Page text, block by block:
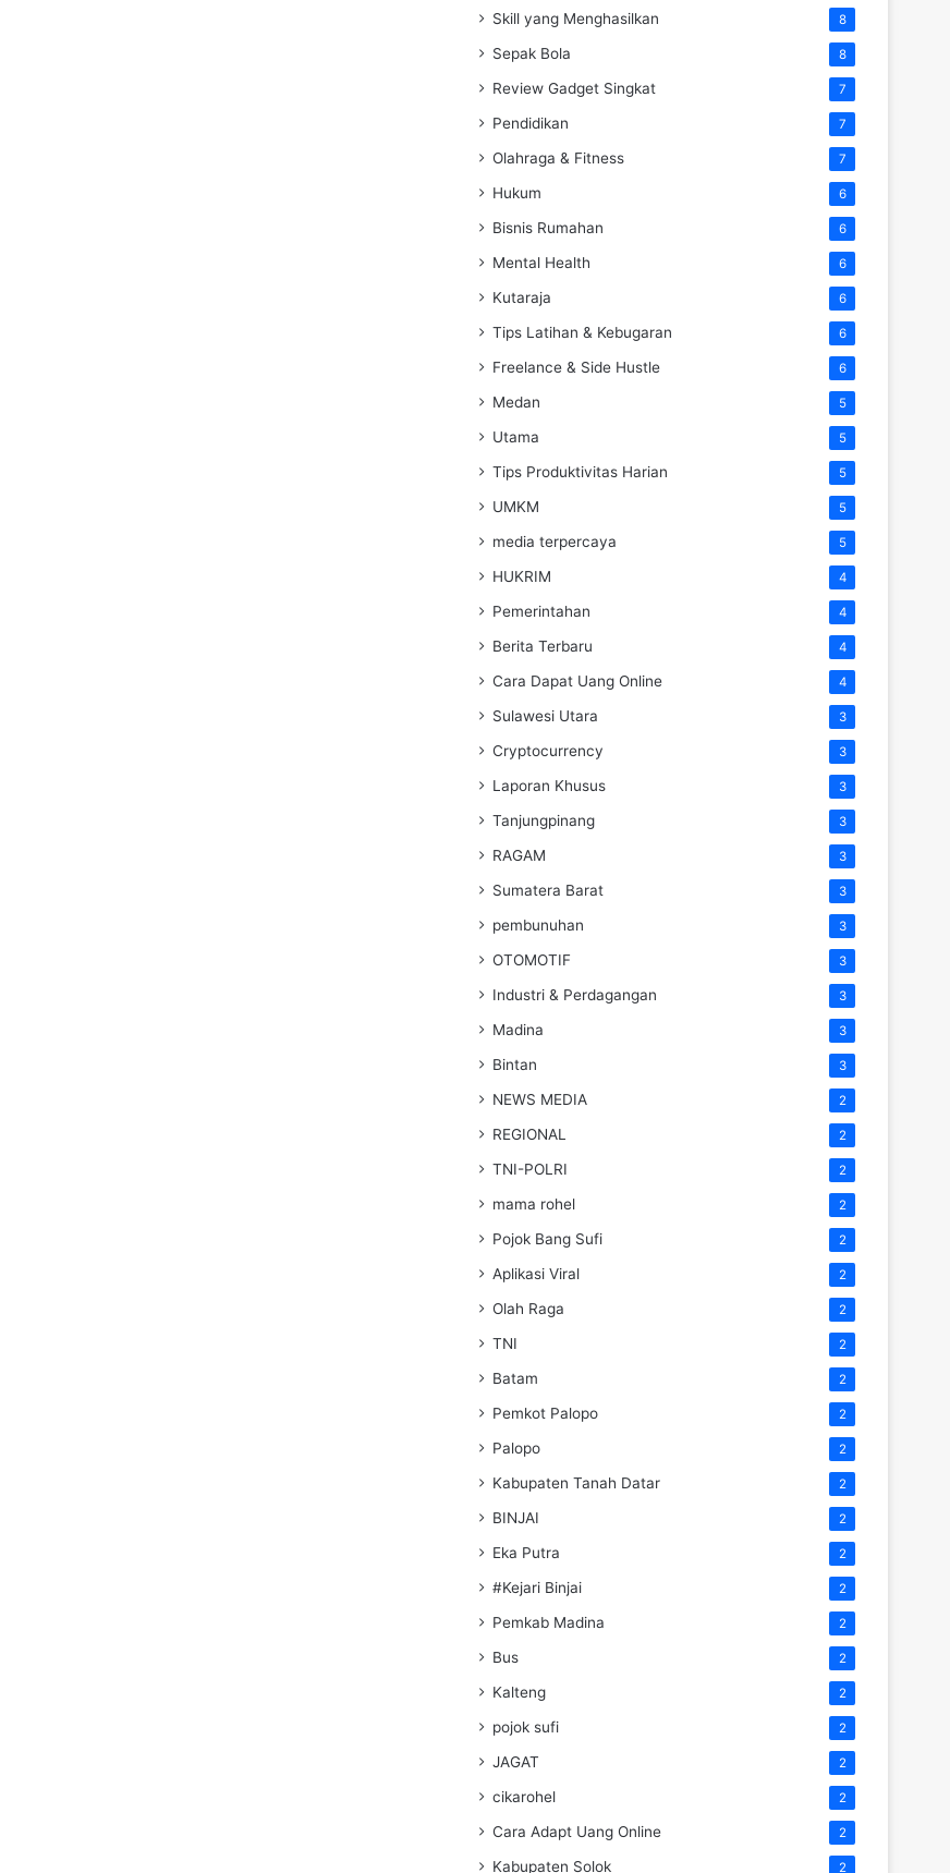
Skill yang Menghasilkan 8
Sepak Bola 8
Review Gadget Singkat 7
Pendidikan 7
Olahraga & Fitness 7
Hukum 6
Bisnis Rumahan 6
Mental Health 6
Kutaraja 6
Tips Latihan & Kebugaran 6
Freelance & Side Hustle 6
Medan 5
Utama 5
Tips Produktivitas Harian 5
UMKM 5
media terpercaya 5
HUKRIM 4
Pemerintahan 4
Berita Terbaru 4
Cara Dapat Uang Online 4
Sulawesi Utara 3
Cryptocurrency 3
Laporan Khusus 3
Tanjungpinang 3
RAGAM 3
Sumatera Barat 3
pembunuhan 3
OTOMOTIF 3
Industri & Perdagangan 3
Madina 3
Bintan 3
NEWS MEDIA 2
REGIONAL 2
TNI-POLRI 2
mama rohel 2
Pojok Bang Sufi 2
Aplikasi Viral 2
Olah Raga 2
TNI 2
Batam 2
Pemkot Palopo 2
Palopo 2
Kabupaten Tanah Datar 2
BINJAI 2
Eka Putra 2
#Kejari Binjai 2
Pemkab Madina 2
Bus 2
Kalteng 2
pojok sufi 2
JAGAT 2
cikarohel 2
Cara Adapt Uang Online 2
Kabupaten Solok 2